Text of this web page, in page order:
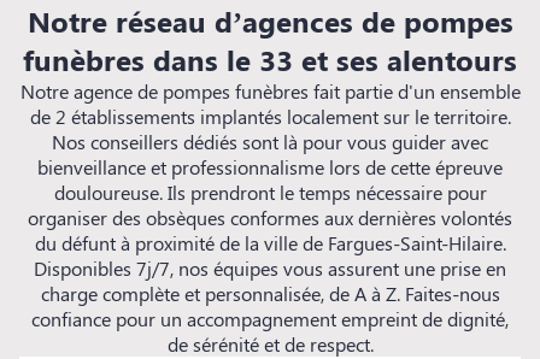
Notre réseau d’agences de pompes
funèbres dans le 33 et ses alentours
Notre agence de pompes funèbres fait partie d'un ensemble
de 2 établissements implantés localement sur le territoire.
Nos conseillers dédiés sont là pour vous guider avec
bienveillance et professionnalisme lors de cette épreuve
douloureuse. Ils prendront le temps nécessaire pour
organiser des obsèques conformes aux dernières volontés
du défunt à proximité de la ville de Fargues-Saint-Hilaire.
Disponibles 7j/7, nos équipes vous assurent une prise en
charge complète et personnalisée, de A à Z. Faites-nous
confiance pour un accompagnement empreint de dignité,
de sérénité et de respect.